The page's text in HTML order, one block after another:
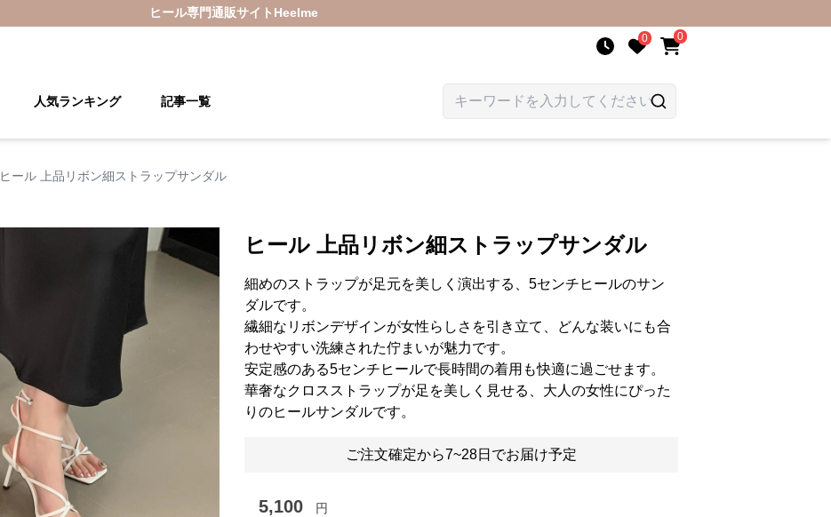
ヒール専門通販サイト Heelme
0 0
人気ランキング 記事一覧
ヒール 上品リボン細ストラップサンダル
ヒール 上品リボン細ストラップサンダル
細めのストラップが足元を美しく演出する、5センチヒールのサン
ダルです。
繊細なリボンデザインが女性らしさを引き立て、どんな装いにも合
わせやすい洗練された佇まいが魅力です。
安定感のある5センチヒールで長時間の着用も快適に過ごせます。
華奢なクロスストラップが足を美しく見せる、大人の女性にぴった
りのヒールサンダルです。
ご注文確定から7~28日でお届け予定
5,100 円